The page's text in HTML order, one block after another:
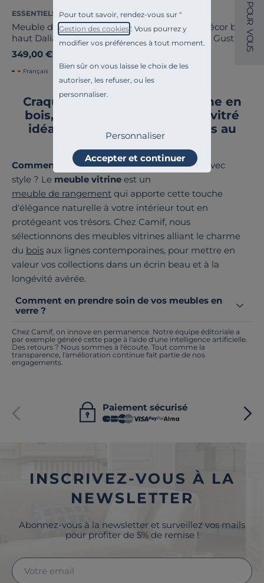
Pour tout savoir, rendez-vous sur "
Gestion des cookies". Vous pourrez y
modifier vos préférences à tout moment.
Bien sûr on vous laisse le choix de les
autoriser, les refuser, ou les
personnaliser.
Personnaliser
Accepter et continuer
ESSENTIELS PAR CAMIF
Meuble de rangement
haut Dalia
349,00 €
Français
CAMIF SIGNATURE
Meuble vitrine décor bois
et blanc 2 portes Gustave
Craquez pour un meuble vitrine en
bois, ce meuble bibliothèque vitré
idéal pour exposer vos trésors au
salon
Comment sublimer vos plus beaux objets
avec
style ? Le meuble vitrine est un
meuble de rangement qui apporte cette touche
d'élégance naturelle à votre intérieur tout en
protégeant vos trésors. Chez Camif, nous
sélectionnons des meubles vitrines alliant le charme
du bois aux lignes contemporaines, pour mettre en
valeur vos collections dans un écrin beau et à la
longévité avérée.
Comment en prendre soin de vos meubles en
verre ?
Chez Camif, on innove en permanence. Notre équipe éditoriale a
par exemple généré cette page à l'aide d'une intelligence artificielle.
Des retours ? Nous sommes à l'écoute. Tout comme la
transparence, l'amélioration continue fait partie de nos
engagements.
Paiement sécurisé
INSCRIVEZ-VOUS À LA
NEWSLETTER
Abonnez-vous à la newsletter et surveillez vos mails
pour profiter de 5% de remise !
P
O
U
R
V
O
U
S